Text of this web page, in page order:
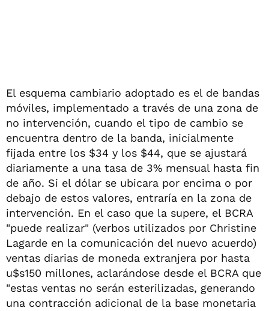
El esquema cambiario adoptado es el de bandas
móviles, implementado a través de una zona de
no intervención, cuando el tipo de cambio se
encuentra dentro de la banda, inicialmente
fijada entre los $34 y los $44, que se ajustará
diariamente a una tasa de 3% mensual hasta fin
de año. Si el dólar se ubicara por encima o por
debajo de estos valores, entraría en la zona de
intervención. En el caso que la supere, el BCRA
"puede realizar" (verbos utilizados por Christine
Lagarde en la comunicación del nuevo acuerdo)
ventas diarias de moneda extranjera por hasta
u$s150 millones, aclarándose desde el BCRA que
"estas ventas no serán esterilizadas, generando
una contracción adicional de la base monetaria